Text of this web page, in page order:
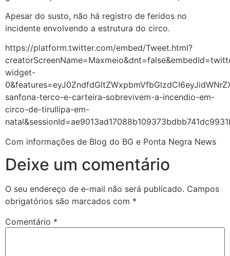
Apesar do susto, não há registro de feridos no
incidente envolvendo a estrutura do circo.
https://platform.twitter.com/embed/Tweet.html?
widget-
sanfona-terco-e-carteira-sobrevivem-a-incendio-em-
circo-de-tirullipa-em-
Com informações de Blog do BG e Ponta Negra News
Deixe um comentário
O seu endereço de e-mail não será publicado. Campos
obrigatórios são marcados com *
Comentário *